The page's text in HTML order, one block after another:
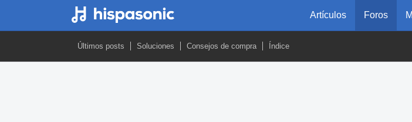
Artículos Foros
Últimos posts Soluciones Consejos de compra Índice